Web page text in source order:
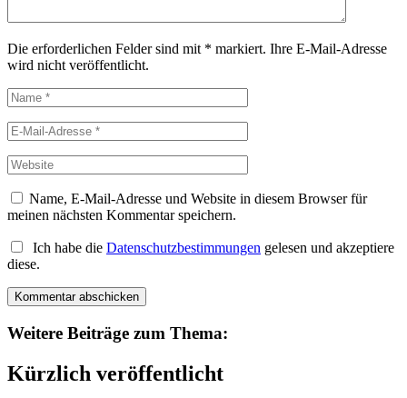
Die erforderlichen Felder sind mit * markiert. Ihre E-Mail-Adresse
wird nicht veröffentlicht.
Name, E-Mail-Adresse und Website in diesem Browser für
meinen nächsten Kommentar speichern.
Ich habe die Datenschutzbestimmungen gelesen und akzeptiere
diese.
Weitere Beiträge zum Thema:
Kürzlich veröffentlicht